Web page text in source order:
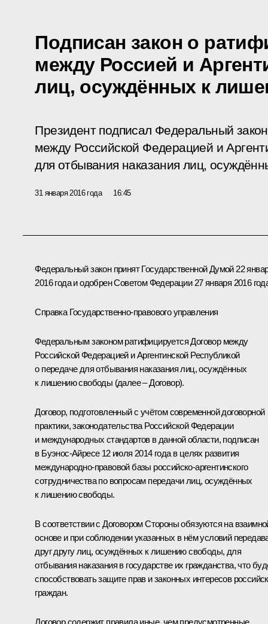
Подписан закон о
между Россией и
лиц, осуждённых к
Президент подписал Федеральный
между Российской Федерацией и
для отбывания наказания лиц,
31 января 2016 года 16:45
Федеральный закон принят Государственной Думой 22
2016 года и одобрен Советом Федерации 27 января 2016
Справка Государственно-правового управления
Федеральным законом ратифицируется Договор между
Российской Федерацией и Аргентинской Республикой
о передаче для отбывания наказания лиц, осуждённых
к лишению свободы (далее – Договор).
Договор, подготовленный с учётом современной договорной
практики, законодательства Российской Федерации
и международных стандартов в данной области, подписан
в Буэнос-Айресе 12 июля 2014 года в целях развития
международно-правовой базы российско-аргентинского
сотрудничества по вопросам передачи лиц, осуждённых
к лишению свободы.
В соответствии с Договором Стороны обязуются на
основе и при соблюдении указанных в нём условий
друг другу лиц, осуждённых к лишению свободы, для
отбывания наказания в государстве их гражданства, что
способствовать защите прав и законных интересов
граждан.
Договор содержит правила иные, чем предусмотренные